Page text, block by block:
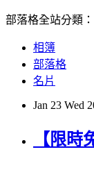
部落格全站分類：
相簿
部落格
名片
Jan 23 Wed
【限